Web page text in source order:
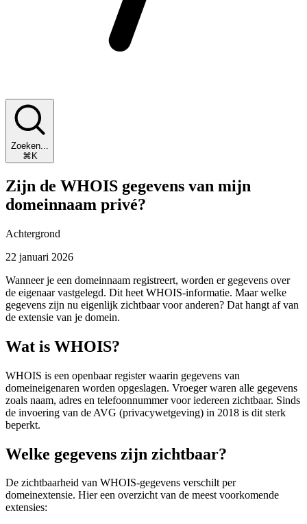
Zoeken...
⌘K
Zijn de WHOIS gegevens van mijn
domeinnaam privé?
Achtergrond
22 januari 2026
Wanneer je een domeinnaam registreert, worden er gegevens over
de eigenaar vastgelegd. Dit heet WHOIS-informatie. Maar welke
gegevens zijn nu eigenlijk zichtbaar voor anderen? Dat hangt af van
de extensie van je domein.
Wat is WHOIS?
WHOIS is een openbaar register waarin gegevens van
domeineigenaren worden opgeslagen. Vroeger waren alle gegevens
zoals naam, adres en telefoonnummer voor iedereen zichtbaar. Sinds
de invoering van de AVG (privacywetgeving) in 2018 is dit sterk
beperkt.
Welke gegevens zijn zichtbaar?
De zichtbaarheid van WHOIS-gegevens verschilt per
domeinextensie. Hier een overzicht van de meest voorkomende
extensies: